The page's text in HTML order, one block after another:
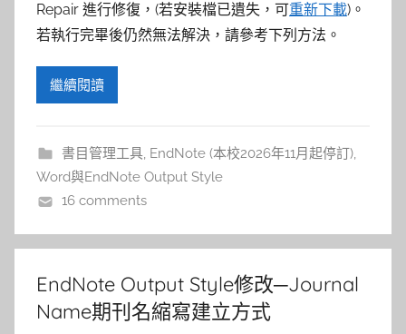
Repair 進行修復，(若安裝檔已遺失，可重新下載)。
若執行完畢後仍然無法解決，請參考下列方法。
繼續閱讀
書目管理工具, EndNote (本校2026年11月起停訂),
Word與EndNote Output Style
16 comments
EndNote Output Style修改─Journal
Name期刊名縮寫建立方式